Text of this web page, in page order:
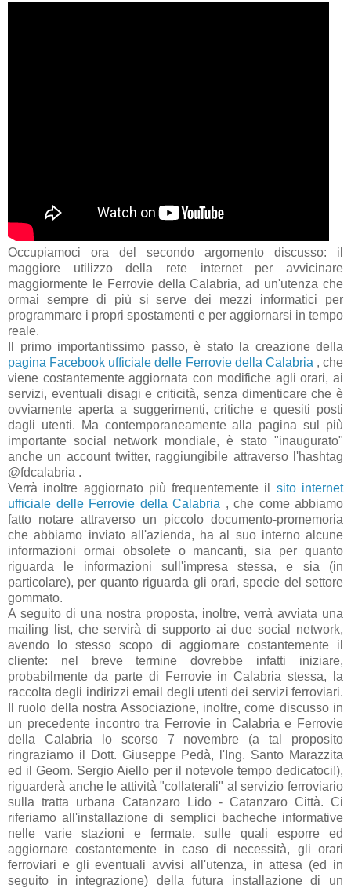
Occupiamoci ora del secondo argomento discusso: il
maggiore utilizzo della rete internet per avvicinare
maggiormente le Ferrovie della Calabria, ad un'utenza che
ormai sempre di più si serve dei mezzi informatici per
programmare i propri spostamenti e per aggiornarsi in tempo
reale.
Il primo importantissimo passo, è stato la creazione della
pagina Facebook ufficiale delle Ferrovie della Calabria , che
viene costantemente aggiornata con modifiche agli orari, ai
servizi, eventuali disagi e criticità, senza dimenticare che è
ovviamente aperta a suggerimenti, critiche e quesiti posti
dagli utenti. Ma contemporaneamente alla pagina sul più
importante social network mondiale, è stato "inaugurato"
anche un account twitter, raggiungibile attraverso l'hashtag
@fdcalabria .
Verrà inoltre aggiornato più frequentemente il sito internet
ufficiale delle Ferrovie della Calabria , che come abbiamo
fatto notare attraverso un piccolo documento-promemoria
che abbiamo inviato all'azienda, ha al suo interno alcune
informazioni ormai obsolete o mancanti, sia per quanto
riguarda le informazioni sull'impresa stessa, e sia (in
particolare), per quanto riguarda gli orari, specie del settore
gommato.
A seguito di una nostra proposta, inoltre, verrà avviata una
mailing list, che servirà di supporto ai due social network,
avendo lo stesso scopo di aggiornare costantemente il
cliente: nel breve termine dovrebbe infatti iniziare,
probabilmente da parte di Ferrovie in Calabria stessa, la
raccolta degli indirizzi email degli utenti dei servizi ferroviari.
Il ruolo della nostra Associazione, inoltre, come discusso in
un precedente incontro tra Ferrovie in Calabria e Ferrovie
della Calabria lo scorso 7 novembre (a tal proposito
ringraziamo il Dott. Giuseppe Pedà, l'Ing. Santo Marazzita
ed il Geom. Sergio Aiello per il notevole tempo dedicatoci!),
riguarderà anche le attività "collaterali" al servizio ferroviario
sulla tratta urbana Catanzaro Lido - Catanzaro Città. Ci
riferiamo all'installazione di semplici bacheche informative
nelle varie stazioni e fermate, sulle quali esporre ed
aggiornare costantemente in caso di necessità, gli orari
ferroviari e gli eventuali avvisi all'utenza, in attesa (ed in
seguito in integrazione) della futura installazione di un